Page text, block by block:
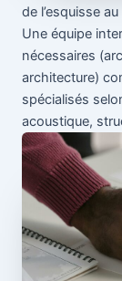
de l’esquisse
Une équipe
nécessaires
architecture)
spécialisés
acoustique,